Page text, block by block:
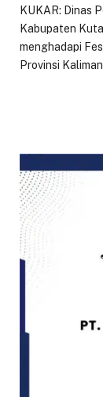
KUKAR: Dinas
Kabupaten
menghadapi
Provinsi